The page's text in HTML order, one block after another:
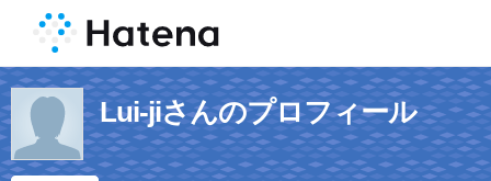
Lui-jiさんのプロフィール